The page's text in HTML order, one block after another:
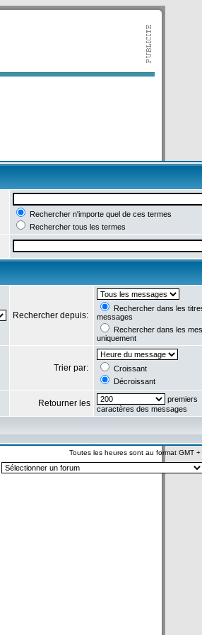
Rechercher n'importe quel de ces termes
Rechercher tous les termes
Rechercher depuis:
Rechercher dans les
messages
Rechercher dans les
uniquement
Trier par:
Croissant
Décroissant
Retourner les
premiers
caractères des messages
Toutes les heures sont au format GMT